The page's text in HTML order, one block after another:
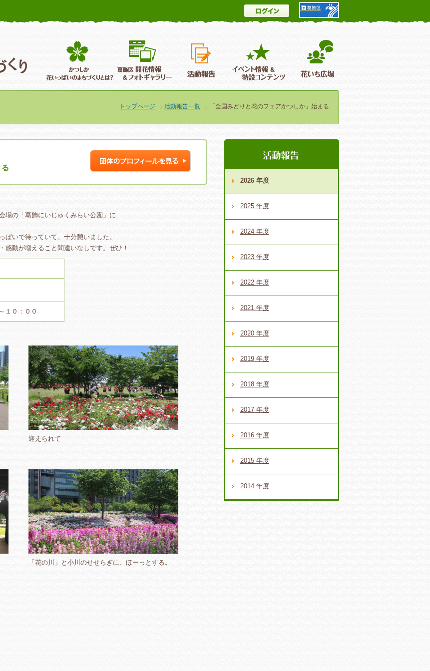
ログイン
かつしか花いっぱいのまちづくり葛飾区花いっぱいのまちづくりとは葛飾区開花情報＆フォトギャラリー イベント情報 ＆特設コンテンツ
トップページ 活動報告一覧 「全国みどりと花のフェアかつしか」始まる
場の「葛飾にいじゅくみらい公園」に
ぱいで待っていて、十分憩いました。
感動が増えること間違いなしです。ぜひ！
１０：００
迎えられて
「花の川」と小川のせせらぎに、ほーっとする。
2026 年度
2025 年度
2024 年度
2023 年度
2022 年度
2021 年度
2020 年度
2019 年度
2018 年度
2017 年度
2016 年度
2015 年度
2014 年度